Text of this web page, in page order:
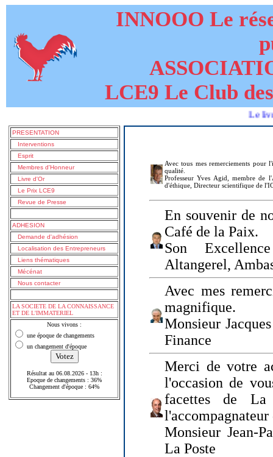
INNOOO Le
LCE9 Le Club
Le livre de
PRESENTATION
Interventions
Esprit
Membres d'Honneur
Livre d'Or
Le Prix LCE9
Revue de Presse
ADHESION
Demande d'adhésion
Localisation des Entrepreneurs
Liens thématiques
Mécénat
Nous contacter
LA SOCIETE DE LA CONNAISSANCE
ET DE L'IMMATERIEL
Nous vivons :
une époque de changements
un changement d'époque
Résultat au 06.08.2026 - 13h :
Epoque de changements : 36%
Changement d'époque : 64%
Avec tous mes remerciements pour
qualité.
Professeur Yves Agid, membre de
d'éthique, Directeur scientifique de
En souvenir de
Café de la Paix.
Son
Altangerel,
Avec mes
magnifique.
Monsieur
Finance
Merci de votre
l'occasion de
facettes de
Monsieur Jean-
La Poste